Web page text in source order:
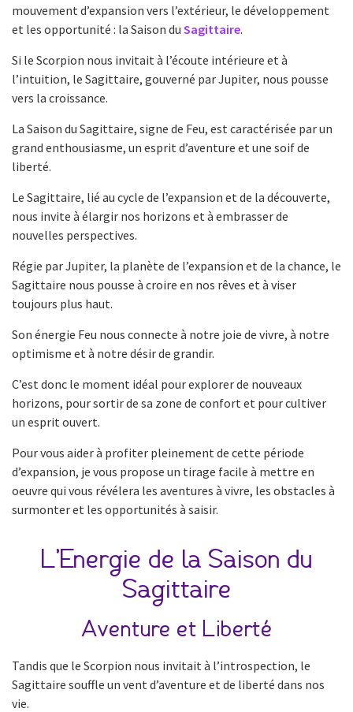
mouvement d’expansion vers l’extérieur, le développement
et les opportunité : la Saison du Sagittaire.
Si le Scorpion nous invitait à l’écoute intérieure et à
l’intuition, le Sagittaire, gouverné par Jupiter, nous pousse
vers la croissance.
La Saison du Sagittaire, signe de Feu, est caractérisée par un
grand enthousiasme, un esprit d’aventure et une soif de
liberté.
Le Sagittaire, lié au cycle de l’expansion et de la découverte,
nous invite à élargir nos horizons et à embrasser de
nouvelles perspectives.
Régie par Jupiter, la planète de l’expansion et de la chance, le
Sagittaire nous pousse à croire en nos rêves et à viser
toujours plus haut.
Son énergie Feu nous connecte à notre joie de vivre, à notre
optimisme et à notre désir de grandir.
C’est donc le moment idéal pour explorer de nouveaux
horizons, pour sortir de sa zone de confort et pour cultiver
un esprit ouvert.
Pour vous aider à profiter pleinement de cette période
d’expansion, je vous propose un tirage facile à mettre en
oeuvre qui vous révélera les aventures à vivre, les obstacles à
surmonter et les opportunités à saisir.
L’Energie de la Saison du
Sagittaire
Aventure et Liberté
Tandis que le Scorpion nous invitait à l’introspection, le
Sagittaire souffle un vent d’aventure et de liberté dans nos
vie.